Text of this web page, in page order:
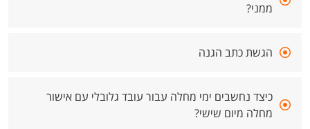
ממני?
הגשת כתב הגנה
כיצד נחשבים ימי מחלה עבור עובד גלובלי עם אישור
מחלה מיום שישי?